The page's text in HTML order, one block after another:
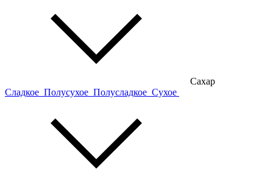
Сахар
Сладкое Полусухое Полусладкое Сухое